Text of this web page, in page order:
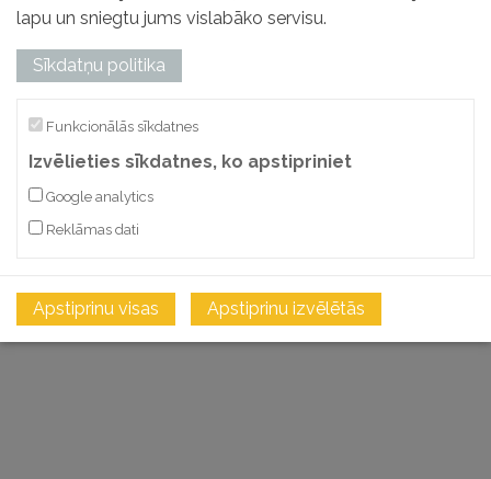
lapu un sniegtu jums vislabāko servisu.
Sīkdatņu politika
Funkcionālās sīkdatnes
Izvēlieties sīkdatnes, ko apstipriniet
Google analytics
Reklāmas dati
Apstiprinu visas Apstiprinu izvēlētās